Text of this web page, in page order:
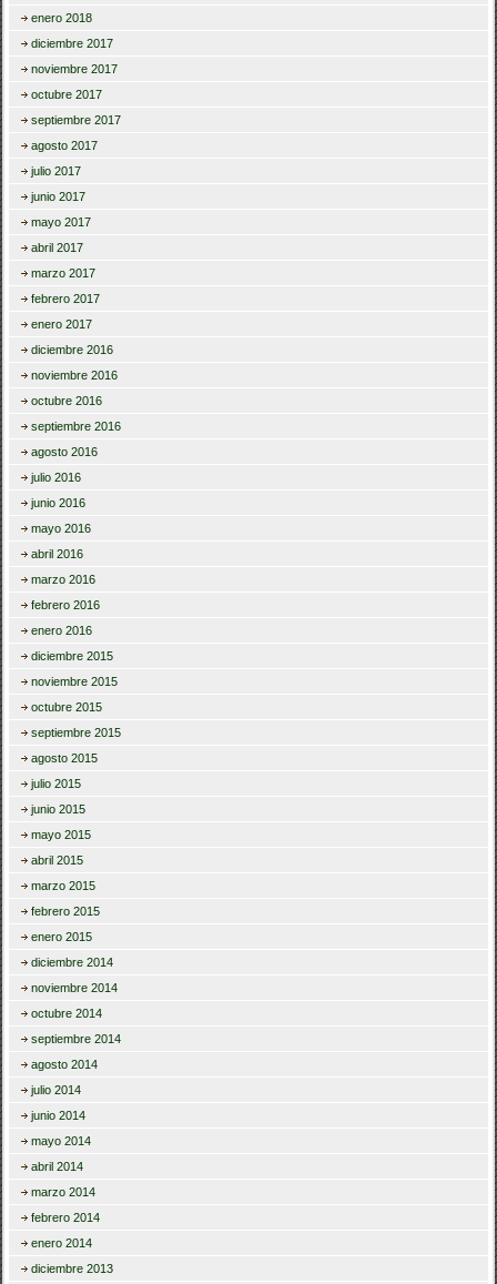
enero 2018
diciembre 2017
noviembre 2017
octubre 2017
septiembre 2017
agosto 2017
julio 2017
junio 2017
mayo 2017
abril 2017
marzo 2017
febrero 2017
enero 2017
diciembre 2016
noviembre 2016
octubre 2016
septiembre 2016
agosto 2016
julio 2016
junio 2016
mayo 2016
abril 2016
marzo 2016
febrero 2016
enero 2016
diciembre 2015
noviembre 2015
octubre 2015
septiembre 2015
agosto 2015
julio 2015
junio 2015
mayo 2015
abril 2015
marzo 2015
febrero 2015
enero 2015
diciembre 2014
noviembre 2014
octubre 2014
septiembre 2014
agosto 2014
julio 2014
junio 2014
mayo 2014
abril 2014
marzo 2014
febrero 2014
enero 2014
diciembre 2013